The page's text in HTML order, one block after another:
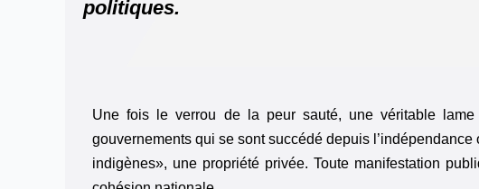
politiques.
Une fois le verrou de la peur sauté, une véritable
gouvernements qui se sont succédé depuis
indigènes», une propriété privée. Toute manifestation